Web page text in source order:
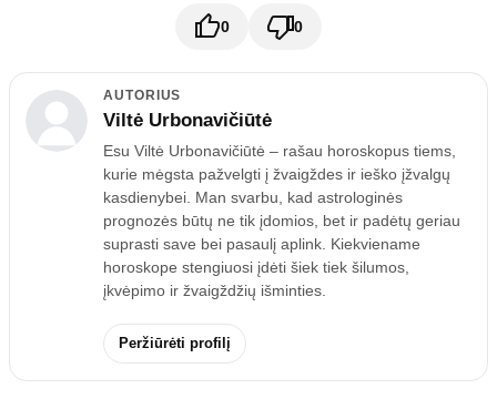
0 0
AUTORIUS
Viltė Urbonavičiūtė
Esu Viltė Urbonavičiūtė – rašau horoskopus tiems,
kurie mėgsta pažvelgti į žvaigždes ir ieško įžvalgų
kasdienybei. Man svarbu, kad astrologinės
prognozės būtų ne tik įdomios, bet ir padėtų geriau
suprasti save bei pasaulį aplink. Kiekviename
horoskope stengiuosi įdėti šiek tiek šilumos,
įkvėpimo ir žvaigždžių išminties.
Peržiūrėti profilį